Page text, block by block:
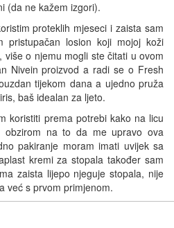
(da ne kažem izgori).
proteklih mjeseci i zaista sam
pristupačan losion koji mojoj koži
o njemu mogli ste čitati u ovom
Nivein proizvod a radi se o Fresh
tijekom dana a ujedno pruža
baš idealan za ljeto.
koristiti prema potrebi kako na licu
na to da me upravo ova
pakiranje moram imati uvijek sa
kremi za stopala također sam
zaista lijepo njeguje stopala, nije
već s prvom primjenom.